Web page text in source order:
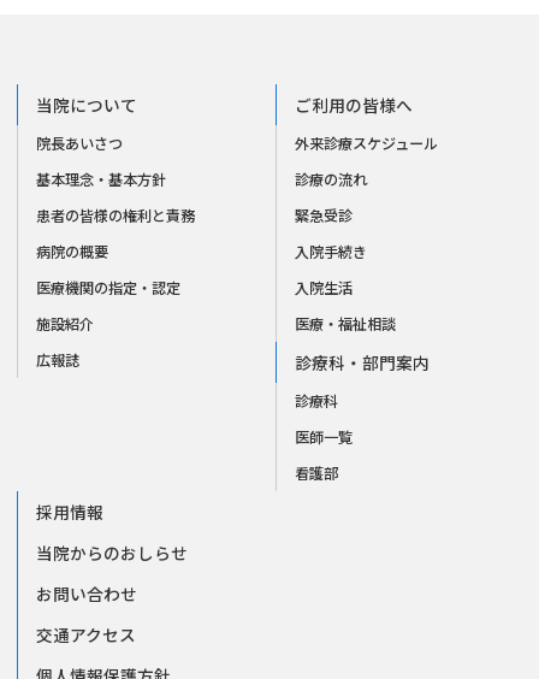
当院について
院長あいさつ
基本理念・基本方針
患者の皆様の権利と責務
病院の概要
医療機関の指定・認定
施設紹介
広報誌
ご利用の皆様へ
外来診療スケジュール
診療の流れ
緊急受診
入院手続き
入院生活
医療・福祉相談
診療科・部門案内
診療科
医師一覧
看護部
採用情報
当院からのおしらせ
お問い合わせ
交通アクセス